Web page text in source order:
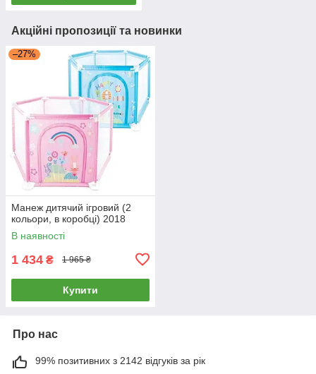
Акційні пропозиції та новинки
–27%
Манеж дитячий ігровий (2
кольори, в коробці) 2018
В наявності
1 434 ₴ 1 965 ₴
Купити
Про нас
99% позитивних з 2142 відгуків за рік